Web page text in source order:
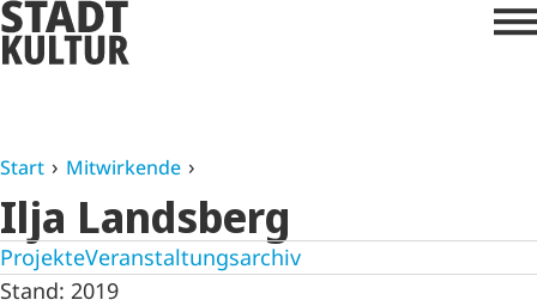
Start Mitwirkende
Ilja Landsberg
ProjekteVeranstaltungsarchiv
Stand: 2019